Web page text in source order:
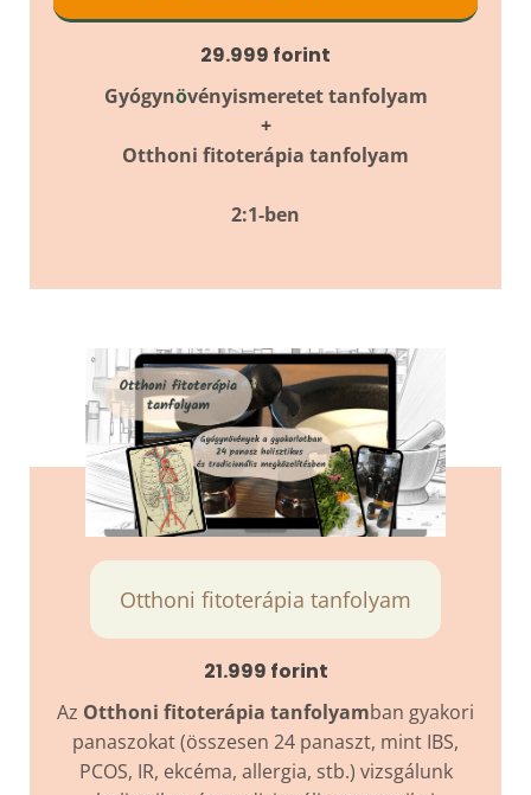
29.999 forint
Gyógynövényismeretet tanfolyam
+
Otthoni fitoterápia tanfolyam
2:1-ben
Otthoni fitoterápia tanfolyam
21.999 forint
Az Otthoni fitoterápia tanfolyamban gyakori
panaszokat (összesen 24 panaszt, mint IBS,
PCOS, IR, ekcéma, allergia, stb.) vizsgálunk